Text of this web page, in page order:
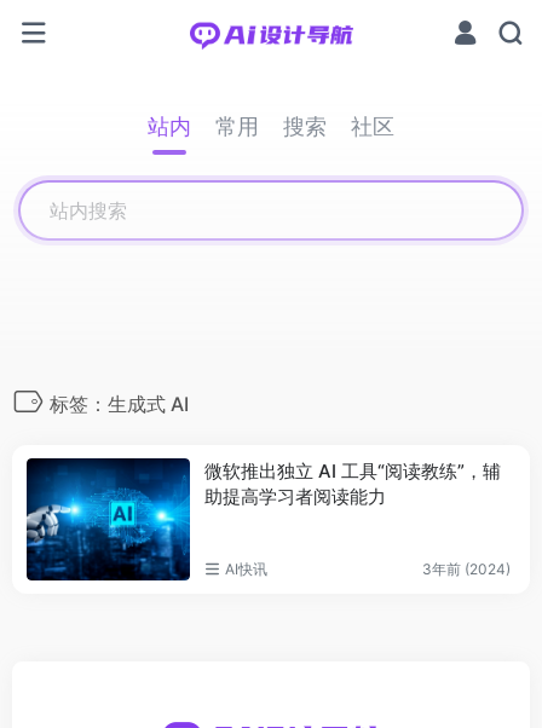
站内 常用 搜索 社区
标签：生成式 AI
微软推出独立 AI 工具“阅读教练”，辅
助提高学习者阅读能力
AI快讯 3年前 (2024)